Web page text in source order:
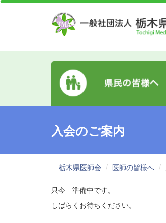
入会のご案内
栃木県医師会 医師の皆様へ
只今 準備中です。
しばらくお待ちください。